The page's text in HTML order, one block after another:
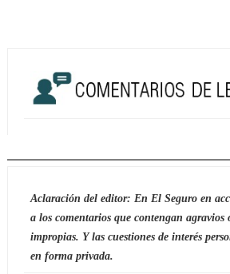
Aclaración del editor: En El Seguro en
a los comentarios que contengan agravios
impropias. Y las cuestiones de interés
en forma privada.